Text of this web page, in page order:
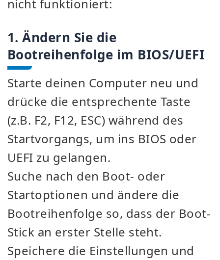
nicht funktioniert:
1. Ändern Sie die
Bootreihenfolge im BIOS/UEFI
Starte deinen Computer neu und
drücke die entsprechente Taste
(z.B. F2, F12, ESC) während des
Startvorgangs, um ins BIOS oder
UEFI zu gelangen.
Suche nach den Boot- oder
Startoptionen und ändere die
Bootreihenfolge so, dass der Boot-
Stick an erster Stelle steht.
Speichere die Einstellungen und